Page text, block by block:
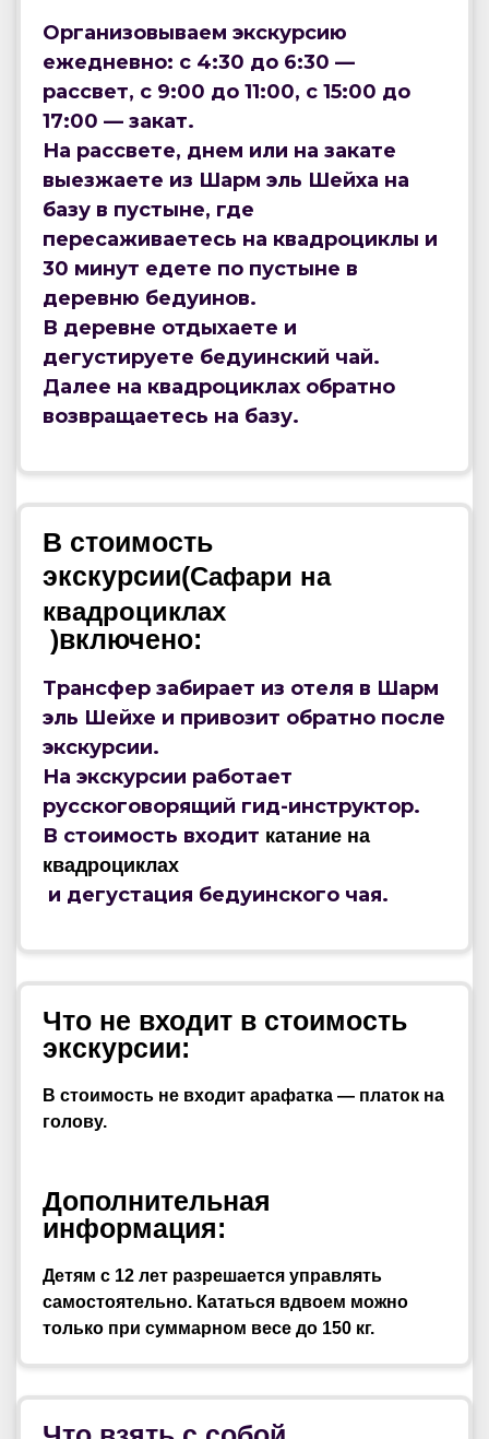
Организовываем экскурсию
ежедневно: с 4:30 до 6:30 —
рассвет, с 9:00 до 11:00, с 15:00 до
17:00 — закат.
На рассвете, днем или на закате
выезжаете из Шарм эль Шейха на
базу в пустыне, где
пересаживаетесь на квадроциклы и
30 минут едете по пустыне в
деревню бедуинов.
В деревне отдыхаете и
дегустируете бедуинский чай.
Далее на квадроциклах обратно
возвращаетесь на базу.
В стоимость
экскурсии(Сафари на
квадроциклах
)включено:
Трансфер забирает из отеля в Шарм
эль Шейхе и привозит обратно после
экскурсии.
На экскурсии работает
русскоговорящий гид-инструктор.
В стоимость входит катание на
квадроциклах
и дегустация бедуинского чая.
Что не входит в стоимость
экскурсии:
В стоимость не входит арафатка — платок на
голову.
Дополнительная
информация:
Детям с 12 лет разрешается управлять
самостоятельно. Кататься вдвоем можно
только при суммарном весе до 150 кг.